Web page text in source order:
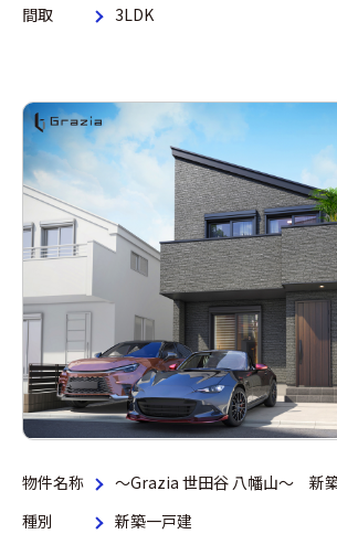
間取
3LDK
物件名称
～Grazia 世田谷 八幡山～ 新
種別
新築一戸建